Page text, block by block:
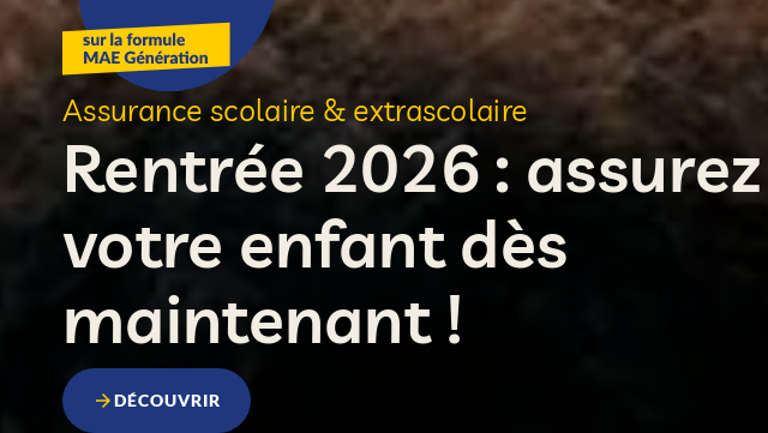
Assurance scolaire & extrascolaire
Rentrée 2026 : assurez
votre enfant dès
maintenant !
DÉCOUVRIR